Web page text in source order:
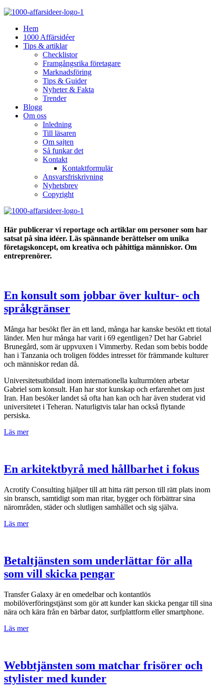
Hem
1000 Affärsidéer
Tips & artiklar
Checklistor
Framgångsrika företagare
Marknadsföring
Tips & Guider
Nyheter & Fakta
Trender
Blogg
Om oss
Inledning
Till läsaren
Om sajten
Så funkar det
Kontakt
Kontaktformulär
Ansvarsfriskrivning
Nyhetsbrev
Copyright
Här publicerar vi reportage och artiklar om personer som har
satsat på sina idéer. Läs spännande berättelser om unika
företagskoncept, om kreativa och påhittiga människor. Om
entreprenörer.
En konsult som jobbar över kultur- och
språkgränser
Många har besökt fler än ett land, många har kanske besökt ett tiotal
länder. Men hur många har varit i 69 egentligen? Det har Gabriel
Brunegård, som är uppvuxen i Vimmerby. Redan som bebis bodde
han i Tanzania och troligen föddes intresset för främmande kulturer
och människor redan då.
Universitetsutbildad inom internationella kulturmöten arbetar
Gabriel som konsult. Han har stor kunskap och erfarenhet om just
Iran. Han besöker landet så ofta han kan och har även studerat vid
universitetet i Teheran. Naturligtvis talar han också flytande
persiska.
Läs mer
En arkitektbyrå med hållbarhet i fokus
Acrotify Consulting hjälper till att hitta rätt person till rätt plats inom
sin bransch, samtidigt som man ritar, bygger och förbättrar sina
närområden, städer och slutligen samhället och sig själva.
Läs mer
Betaltjänsten som underlättar för alla
som vill skicka pengar
Transfer Galaxy är en omedelbar och kontantlös
mobilöverföringstjänst som gör att kunder kan skicka pengar till sina
nära och kära från en bärbar dator, surfplattform eller smartphone.
Läs mer
Webbtjänsten som matchar frisörer och
stylister med kunder